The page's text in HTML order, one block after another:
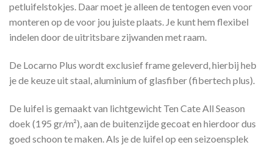
petluifelstokjes. Daar moet je alleen de tentogen even voor
monteren op de voor jou juiste plaats. Je kunt hem flexibel
indelen door de uitritsbare zijwanden met raam.
De Locarno Plus wordt exclusief frame geleverd, hierbij heb
je de keuze uit staal, aluminium of glasfiber (fibertech plus).
De luifel is gemaakt van lichtgewicht Ten Cate All Season
doek (195 gr/m²), aan de buitenzijde gecoat en hierdoor dus
goed schoon te maken. Als je de luifel op een seizoensplek